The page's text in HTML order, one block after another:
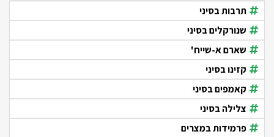
תרבות בסיני
שנורקלים בסיני
שארם א-שייח'
קזינו בסיני
קאמפים בסיני
צלילה בסיני
פרמידות במצרים